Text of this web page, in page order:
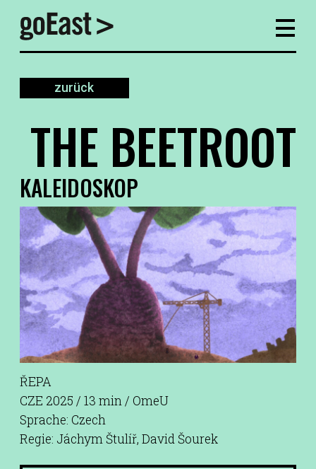
zurück
THE BEETROOT
KALEIDOSKOP
ŘEPA
CZE 2025 / 13 min / OmeU
Sprache: Czech
Regie: Jáchym Štulíř, David Šourek